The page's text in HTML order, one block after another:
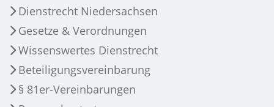
Dienstrecht Niedersachsen
Gesetze & Verordnungen
Wissenswertes Dienstrecht
Beteiligungsvereinbarung
§ 81er-Vereinbarungen